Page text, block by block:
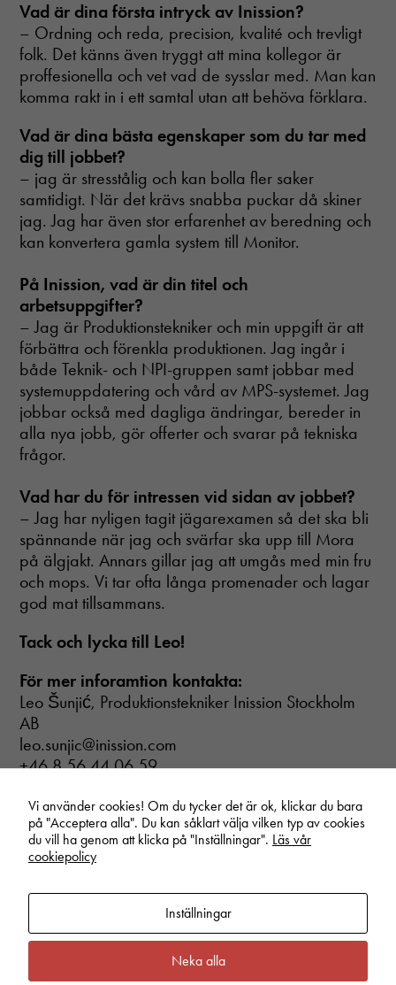
Vad är dina första intryck av Inission?
– Ordning och reda, precision, kvalité och trevligt
folk. Det känns även tryggt att mina kollegor är
proffesionella och vet vad de sysslar med. Man kan
komma rakt in i ett samtal utan att behöva förklara.
Vad är dina bästa egenskaper som du tar med
dig till jobbet?
– jag är stresstålig och kan bolla fler saker
samtidigt. När det krävs snabba puckar då skiner
jag. Jag har även stor erfarenhet av beredning och
kan konvertera gamla system till Monitor.
På Inission, vad är din titel och
arbetsuppgifter?
– Jag är Produktionstekniker och min uppgift är att
förbättra och förenkla produktionen. Jag ingår i
både Teknik- och NPI-gruppen samt jobbar med
systemuppdatering och vård av MPS-systemet. Jag
jobbar också med dagliga ändringar, bereder in
alla nya jobb, gör offerter och svarar på tekniska
frågor.
Vad har du för intressen vid sidan av jobbet?
– Jag har nyligen tagit jägarexamen så det ska bli
spännande när jag och svärfar ska upp till Mora
på älgjakt. Annars gillar jag att umgås med min fru
och mops. Vi tar ofta långa promenader och lagar
god mat tillsammans.
Tack och lycka till Leo!
För mer inforamtion kontakta:
Leo Šunjić, Produktionstekniker Inission Stockholm
AB
leo.sunjic@inission.com
+46 8 56 44 06 59
Start/Nyheter/Leo Šunjić – Produktionstekniker på Inission Stockholm
Vi använder cookies! Om du tycker det är ok, klickar du bara
på "Acceptera alla". Du kan såklart välja vilken typ av cookies
du vill ha genom att klicka på "Inställningar". Läs vår
cookiepolicy
Inställningar
Neka alla
Nödvändiga
Dessa cookies
går inte att
välja bort. De
behövs för att
hemsidan
Statistik
website's
and
structure,
based on
how the
Upplevelse
hemsida ska